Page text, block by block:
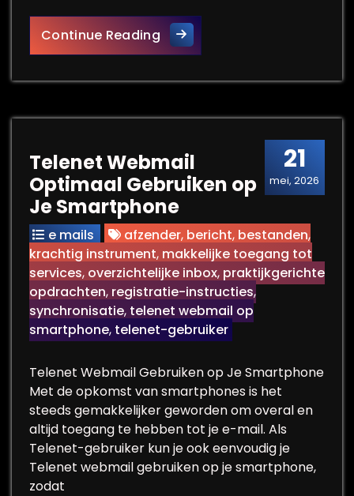
Continue ReadingBeheer je e-mails met
21
mei, 2026
Telenet Webmail
Optimaal Gebruiken op
Je Smartphone
e mails afzender, bericht, bestanden,
krachtig instrument, makkelijke toegang tot
services, overzichtelijke inbox, praktijkgerichte
opdrachten, registratie-instructies,
synchronisatie, telenet webmail op
smartphone, telenet-gebruiker
Telenet Webmail Gebruiken op Je Smartphone
Met de opkomst van smartphones is het
steeds gemakkelijker geworden om overal en
altijd toegang te hebben tot je e-mail. Als
Telenet-gebruiker kun je ook eenvoudig je
Telenet webmail gebruiken op je smartphone,
zodat